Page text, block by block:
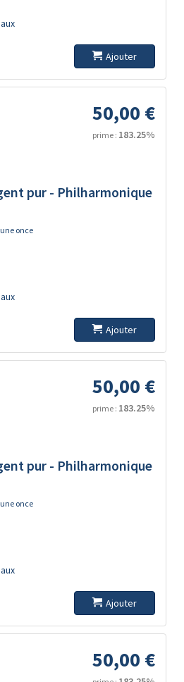
Ajouter
50,00 €
prime : 183.25%
pur - Philharmonique
once
Ajouter
50,00 €
prime : 183.25%
pur - Philharmonique
once
Ajouter
50,00 €